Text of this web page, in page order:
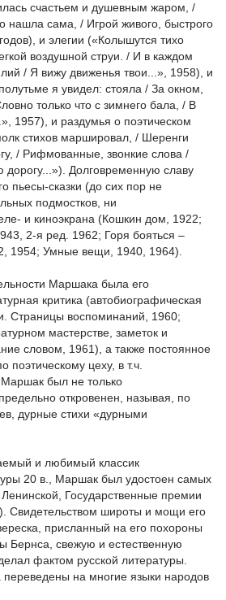
счастьем и душевным жаром, /
нашла сама, / Игрой живого, быстрого
и элегии («Колышутся тихо
воздушной струи. / И в каждом
/ Я вижу движенья твои...», 1958), и
я увидел: стояла / За окном,
только что с зимнего бала, / В
1957), и раздумья о поэтическом
стихов маршировал, / Шеренги
/ Рифмованные, звонкие слова /
дорогу...»). Долговременную славу
пьесы-сказки (до сих пор не
подмостков, ни
и киноэкрана (Кошкин дом, 1922;
2-я ред. 1962; Горя бояться –
1954; Умные вещи, 1940, 1964).
Маршака была его
критика (автобиографическая
Страницы воспоминаний, 1960;
мастерстве, заметок и
словом, 1961), а также постоянное
цеху, в т.ч.
был не только
откровенен, называя, по
дурные стихи «дурными
и любимый классик
20 в., Маршак был удостоен самых
Государственные премии
Свидетельством широты и мощи его
присланный на его похороны
Бернса, свежую и естественную
фактом русской литературы.
на многие языки народов